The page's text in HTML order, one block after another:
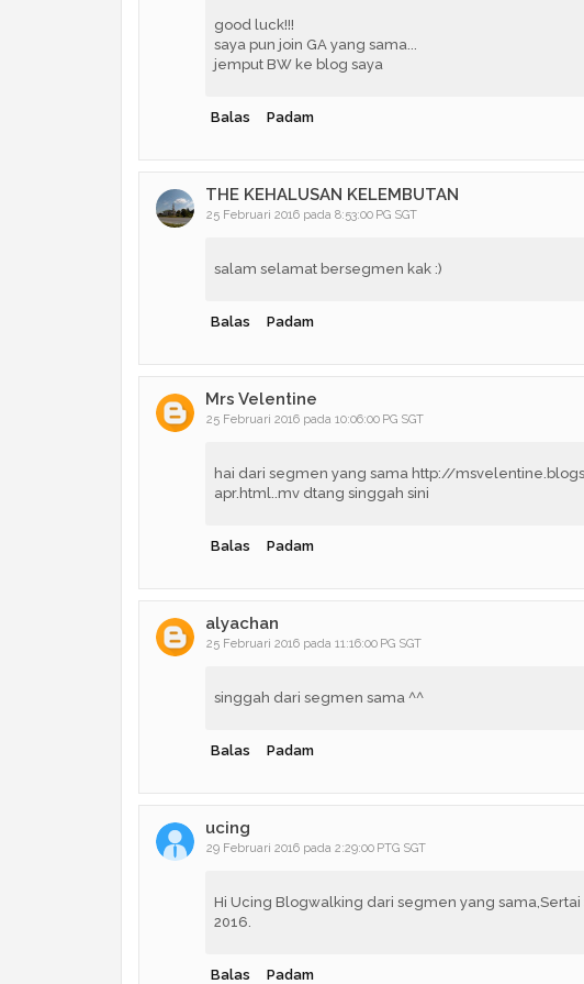
good luck!!!
saya pun join GA yang sama...
jemput BW ke blog saya
Balas Padam
THE KEHALUSAN KELEMBUTAN
25 Februari 2016 pada 8:53:00 PG SGT
salam selamat bersegmen kak :)
Balas Padam
Mrs Velentine
25 Februari 2016 pada 10:06:00 PG SGT
hai dari segmen yang sama http://
apr.html..mv dtang singgah sini
Balas Padam
alyachan
25 Februari 2016 pada 11:16:00 PG SGT
singgah dari segmen sama ^^
Balas Padam
ucing
29 Februari 2016 pada 2:29:00 PTG SGT
Hi Ucing Blogwalking dari segmen yang
2016.
Balas Padam